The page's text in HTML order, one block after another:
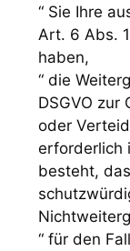
“ Sie Ihre
Art. 6 Abs.
haben,
“ die
DSGVO zur
oder
erforderlich
besteht,
“ für den